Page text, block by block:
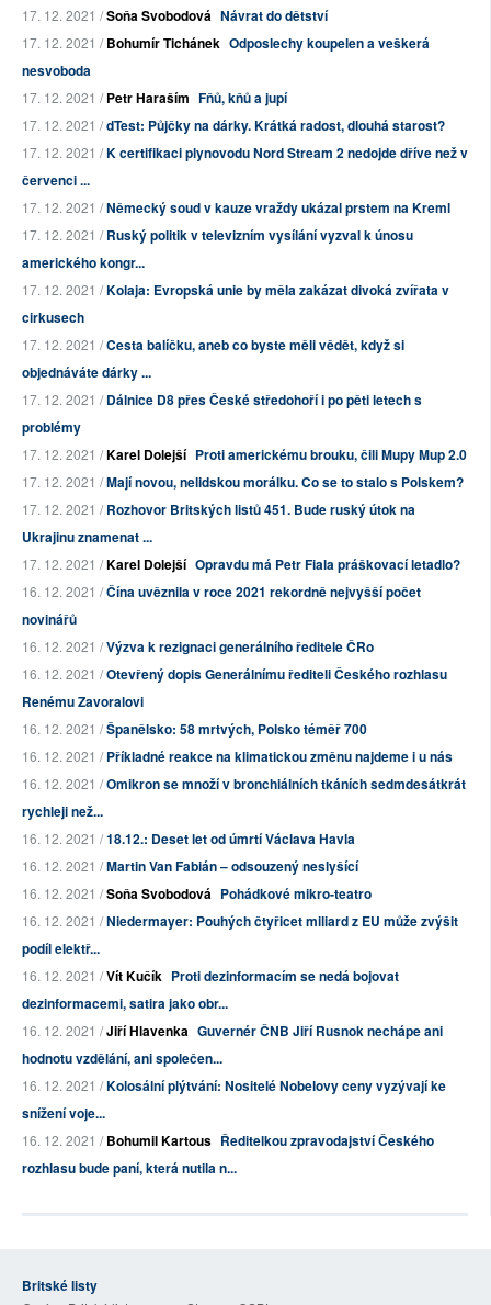
17. 12. 2021 /Soňa Svobodová Návrat do dětství
17. 12. 2021 /Bohumír Tichánek Odposlechy koupelen a veškerá
nesvoboda
17. 12. 2021 /Petr Haraším Fňů, kňů a jupí
17. 12. 2021 /dTest: Půjčky na dárky. Krátká radost, dlouhá starost?
17. 12. 2021 /K certifikaci plynovodu Nord Stream 2 nedojde dříve než v
červenci ...
17. 12. 2021 /Německý soud v kauze vraždy ukázal prstem na Kreml
17. 12. 2021 /Ruský politik v televizním vysílání vyzval k únosu
amerického kongr...
17. 12. 2021 /Kolaja: Evropská unie by měla zakázat divoká zvířata v
cirkusech
17. 12. 2021 /Cesta balíčku, aneb co byste měli vědět, když si
objednáváte dárky ...
17. 12. 2021 /Dálnice D8 přes České středohoří i po pěti letech s
problémy
17. 12. 2021 /Karel Dolejší Proti americkému brouku, čili Mupy Mup 2.0
17. 12. 2021 /Mají novou, nelidskou morálku. Co se to stalo s Polskem?
17. 12. 2021 /Rozhovor Britských listů 451. Bude ruský útok na
Ukrajinu znamenat ...
17. 12. 2021 /Karel Dolejší Opravdu má Petr Fiala práškovací letadlo?
16. 12. 2021 /Čína uvěznila v roce 2021 rekordně nejvyšší počet
novinářů
16. 12. 2021 /Výzva k rezignaci generálního ředitele ČRo
16. 12. 2021 /Otevřený dopis Generálnímu řediteli Českého rozhlasu
Renému Zavoralovi
16. 12. 2021 /Španělsko: 58 mrtvých, Polsko téměř 700
16. 12. 2021 /Příkladné reakce na klimatickou změnu najdeme i u nás
16. 12. 2021 /Omikron se množí v bronchiálních tkáních sedmdesátkrát
rychleji než...
16. 12. 2021 /18.12.: Deset let od úmrtí Václava Havla
16. 12. 2021 /Martin Van Fabián – odsouzený neslyšící
16. 12. 2021 /Soňa Svobodová Pohádkové mikro-teatro
16. 12. 2021 /Niedermayer: Pouhých čtyřicet miliard z EU může zvýšit
podíl elektř...
16. 12. 2021 /Vít Kučík Proti dezinformacím se nedá bojovat
dezinformacemi, satira jako obr...
16. 12. 2021 /Jiří Hlavenka Guvernér ČNB Jiří Rusnok nechápe ani
hodnotu vzdělání, ani společen...
16. 12. 2021 /Kolosální plýtvání: Nositelé Nobelovy ceny vyzývají ke
snížení voje...
16. 12. 2021 /Bohumil Kartous Ředitelkou zpravodajství Českého
rozhlasu bude paní, která nutila n...
Britské listy